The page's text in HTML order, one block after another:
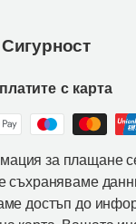
с карта
за плащане
съхраняваме
достъп до